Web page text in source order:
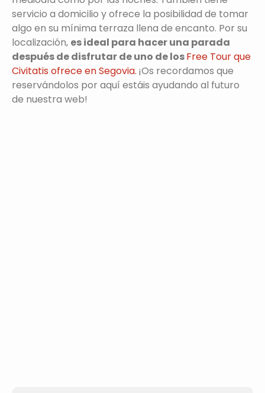
servicio a domicilio y ofrece la posibilidad de tomar
algo en su mínima terraza llena de encanto. Por su
localización, es ideal para hacer una parada
después de disfrutar de uno de losFree Tour que
Civitatis ofrece en Segovia. ¡Os recordamos que
reservándolos por aquí estáis ayudando al futuro
de nuestra web!